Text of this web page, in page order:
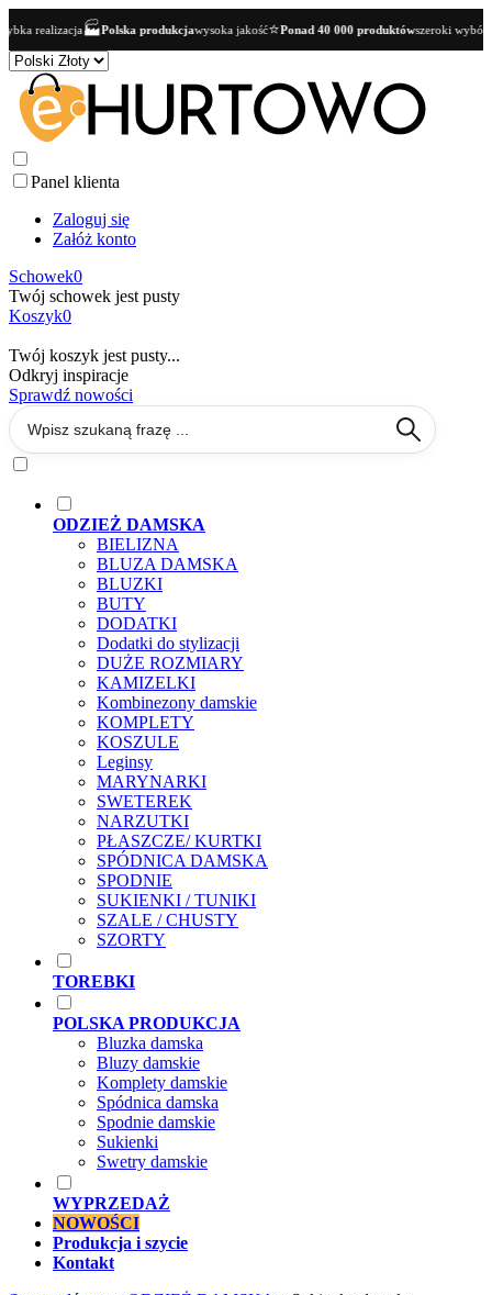
Polska produkcjawysoka jakość⭐Ponad 40 000 produktówszeroki wybór dla butików👥
Panel klienta
Zaloguj się
Załóż konto
Schowek0
Twój schowek jest pusty
Koszyk0
Twój koszyk jest pusty...
Odkryj inspiracje
Sprawdź nowości
ODZIEŻ DAMSKA
BIELIZNA
BLUZA DAMSKA
BLUZKI
BUTY
DODATKI
Dodatki do stylizacji
DUŻE ROZMIARY
KAMIZELKI
Kombinezony damskie
KOMPLETY
KOSZULE
Leginsy
MARYNARKI
SWETEREK
NARZUTKI
PŁASZCZE/ KURTKI
SPÓDNICA DAMSKA
SPODNIE
SUKIENKI / TUNIKI
SZALE / CHUSTY
SZORTY
TOREBKI
POLSKA PRODUKCJA
Bluzka damska
Bluzy damskie
Komplety damskie
Spódnica damska
Spodnie damskie
Sukienki
Swetry damskie
WYPRZEDAŻ
NOWOŚCI
Produkcja i szycie
Kontakt